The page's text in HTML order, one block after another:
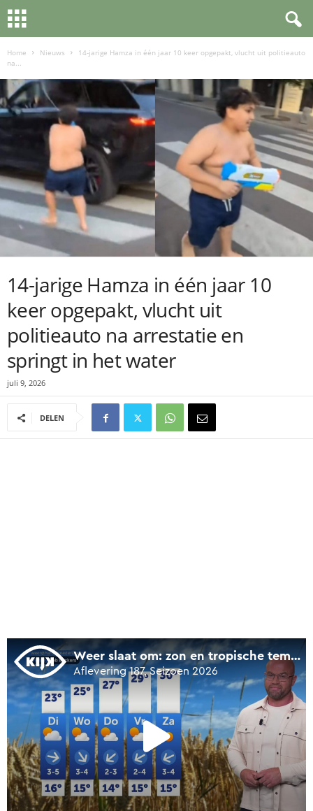
Home Nieuws
14-jarige Hamza in één jaar 10 keer opgepakt, vlucht uit politieauto
na...
14-jarige Hamza in één jaar 10
keer opgepakt, vlucht uit
politieauto na arrestatie en
springt in het water
juli 9, 2026
DELEN